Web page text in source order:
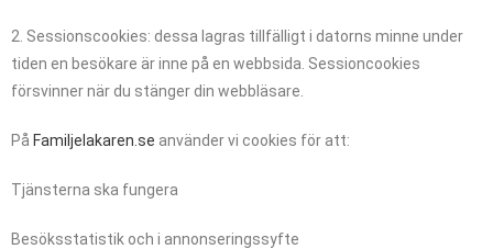
2. Sessionscookies: dessa lagras tillfälligt i datorns minne under
tiden en besökare är inne på en webbsida. Sessioncookies
försvinner när du stänger din webbläsare.
På Familjelakaren.se använder vi cookies för att:
Tjänsterna ska fungera
Besöksstatistik och i annonseringssyfte